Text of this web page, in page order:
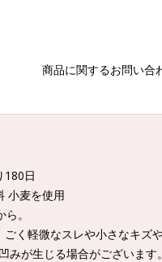
商品に関するお問い合
180日
小麦を使用
。
く軽微なスレや小さなキズ
みが生じる場合がございます